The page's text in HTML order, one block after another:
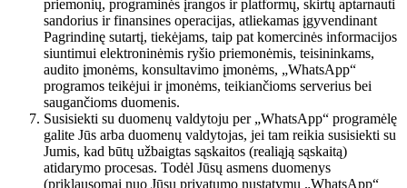
priemonių, programinės įrangos ir platformų, skirtų aptarnauti
sandorius ir finansines operacijas, atliekamas įgyvendinant
Pagrindinę sutartį, tiekėjams, taip pat komercinės informacijos
siuntimui elektroninėmis ryšio priemonėmis, teisininkams,
audito įmonėms, konsultavimo įmonėms, „WhatsApp“
programos teikėjui ir įmonėms, teikiančioms serverius bei
saugančioms duomenis.
Susisiekti su duomenų valdytoju per „WhatsApp“ programėlę
galite Jūs arba duomenų valdytojas, jei tam reikia susisiekti su
Jumis, kad būtų užbaigtas sąskaitos (realiąją sąskaitą)
atidarymo procesas. Todėl Jūsų asmens duomenys
(priklausomai nuo Jūsų privatumo nustatymų „WhatsApp“